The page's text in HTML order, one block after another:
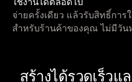
จ่ายครั้งเดียว แล้วรับสิทธิ์กา
สำหรับร้านค้าของคุณ ไม่มีวัน
สร้างได้รวดเร็วแ